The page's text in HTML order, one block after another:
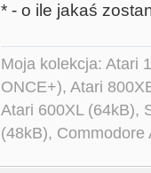
* - o ile jakaś
Moja kolekcja: Atari
ONCE+), Atari
Atari 600XL (64kB),
(48kB),